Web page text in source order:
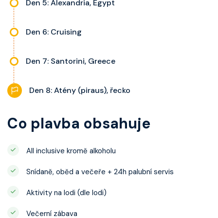
Den 5: Alexandria, Egypt
Den 6: Cruising
Den 7: Santorini, Greece
Den 8: Atény (piraus), řecko
Co plavba obsahuje
All inclusive kromě alkoholu
Snídaně, oběd a večeře + 24h palubní servis
Aktivity na lodi (dle lodi)
Večerní zábava